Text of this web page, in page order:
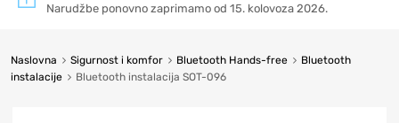
Narudžbe ponovno zaprimamo od 15. kolovoza 2026.
Naslovna Sigurnost i komfor Bluetooth Hands-free
Bluetooth
instalacije
Bluetooth instalacija SOT-096